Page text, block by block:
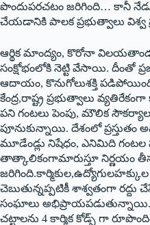
పొందుపరచటం జరిగింది… కానీ నేడు
చేయడానికి పాలక ప్రభుత్వాలు విశ్వ
ఆర్థిక మాంద్యం, కొరోనా
సంక్షోభంలోకి నెట్టి వేసాయి. దీంతో
ఆదాయం, కొనుగోలుశక్తి
కేంద్ర,రాష్ట్ర ప్రభుత్వాలు
పని గంటలు పెంపు, మౌలిక
పూనుకున్నాయి. దేశంలో ప్రస్తుతం
మూడేండ్లు నిషేధం, ఎనిమిది గంటల
తాత్కాలికంగామారుస్తూ నిర్ణయం
చెబుతున్నప్పటికీ శాశ్వతంగా రద్దు
సంఘాలు అభిప్రాయపడుతున్నాయి.
చట్టాలను 4 కార్మిక కోడ్స్ ‌గా